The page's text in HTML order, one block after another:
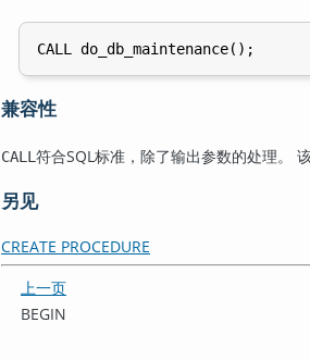
兼容性
CALL 符合SQL标准，除了输出参数的处理。
另见
CREATE PROCEDURE
上一页
BEGIN